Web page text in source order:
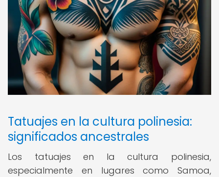
Tatuajes en la cultura polinesia:
significados ancestrales
Los tatuajes en la cultura polinesia,
especialmente en lugares como Samoa,